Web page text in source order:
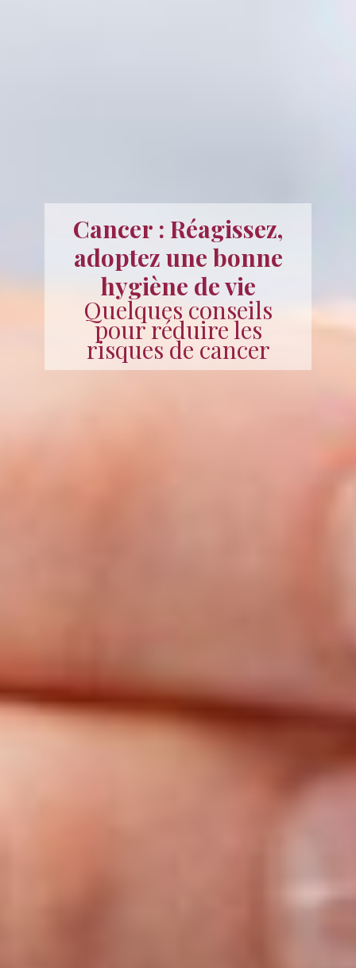
Cancer : Réagissez,
adoptez une bonne
hygiène de vie
Quelques conseils
pour réduire les
risques de cancer